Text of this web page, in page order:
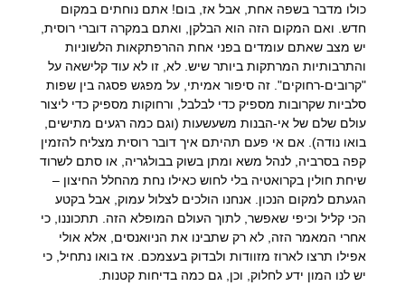
כולו מדבר בשפה אחת, אבל אז, בום! אתם נוחתים במקום
חדש. ואם המקום הזה הוא הבלקן, ואתם במקרה דוברי רוסית,
יש מצב שאתם עומדים בפני אחת ההרפתקאות הלשוניות
והתרבותיות המרתקות ביותר שיש. לא, זו לא עוד קלישאה על
"קרובים-רחוקים". זה סיפור אמיתי, על מפגש פסגה בין שפות
סלביות שקרובות מספיק כדי לבלבל, ורחוקות מספיק כדי ליצור
עולם שלם של אי-הבנות משעשעות (וגם כמה רגעים מתישים,
בואו נודה). אם אי פעם תהיתם איך דובר רוסית מצליח להזמין
קפה בסרביה, לנהל משא ומתן בשוק בבולגריה, או סתם לשרוד
שיחת חולין בקרואטיה בלי לחוש כאילו נחת מהחלל החיצון –
הגעתם למקום הנכון. אנחנו הולכים לצלול עמוק, אבל בקטע
הכי קליל וכיפי שאפשר, לתוך העולם המופלא הזה. תתכוננו, כי
אחרי המאמר הזה, לא רק שתבינו את הניואנסים, אלא אולי
אפילו תרצו לארוז מזוודות ולבדוק בעצמכם. אז בואו נתחיל, כי
יש לנו המון ידע לחלוק, וכן, גם כמה בדיחות קטנות.